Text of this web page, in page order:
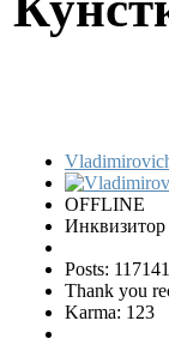
OFFLINE
Инквизитор
Posts: 117141
Thank you
Karma: 123